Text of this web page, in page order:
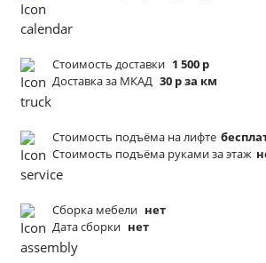
Стоимость доставки 1 500 р
Доставка за МКАД 30 р за км
Стоимость подъёма на лифте
Стоимость подъёма руками за этаж
Сборка мебели нет
Дата сборки нет